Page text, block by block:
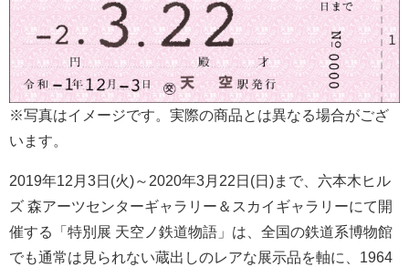
※写真はイメージです。実際の商品とは異なる場合がござ
います。
2019年12月3日(火)～2020年3月22日(日)まで、六本木ヒル
ズ 森アーツセンターギャラリー＆スカイギャラリーにて開
催する「特別展 天空ノ鉄道物語」は、全国の鉄道系博物館
でも通常は見られない蔵出しのレアな展示品を軸に、1964